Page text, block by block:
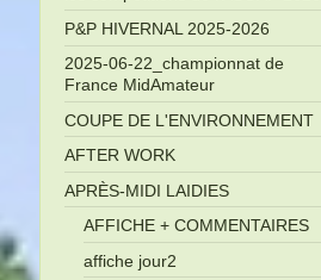
P&P HIVERNAL 2025-2026
2025-06-22_championnat de
France MidAmateur
COUPE DE L'ENVIRONNEMENT
AFTER WORK
APRÈS-MIDI LAIDIES
AFFICHE + COMMENTAIRES
affiche jour2